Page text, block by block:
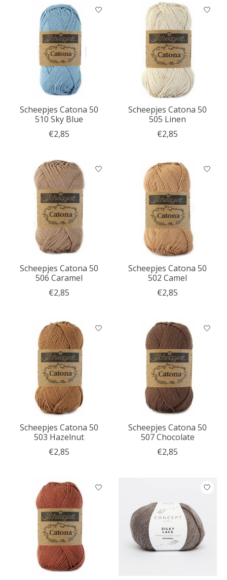
Scheepjes Catona 50
510 Sky Blue
€2,85
Scheepjes Catona 50
505 Linen
€2,85
Scheepjes Catona 50
506 Caramel
€2,85
Scheepjes Catona 50
502 Camel
€2,85
Scheepjes Catona 50
503 Hazelnut
€2,85
Scheepjes Catona 50
507 Chocolate
€2,85